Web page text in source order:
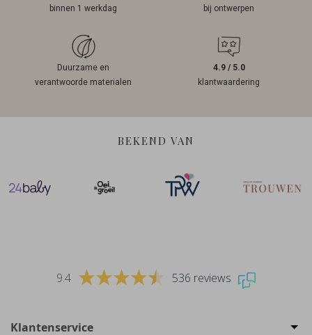
binnen 1 werkdag
bij ontwerpen
Duurzame en
verantwoorde materialen
4.9 / 5.0
klantwaardering
BEKEND VAN
9.4 536 reviews
Klantenservice